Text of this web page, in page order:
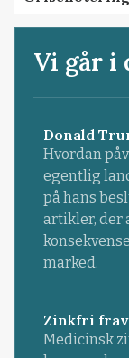
Vi går i
Donald
Hvordan
egentlig
på hans
artikler, der
marked.
Zinkfri
Medicinsk